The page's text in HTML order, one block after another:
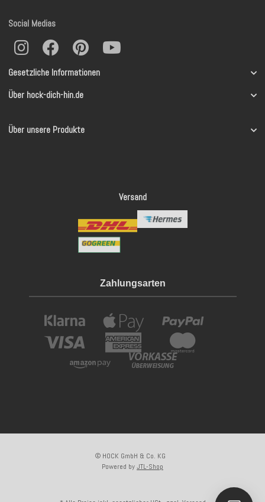
Gesetzliche Informationen
Über hock-dich-hin.de
Über unsere Produkte
Social Medias
Versand
Zahlungsarten
© HOCK GmbH & Co. KG
Powered byJTL-Shop